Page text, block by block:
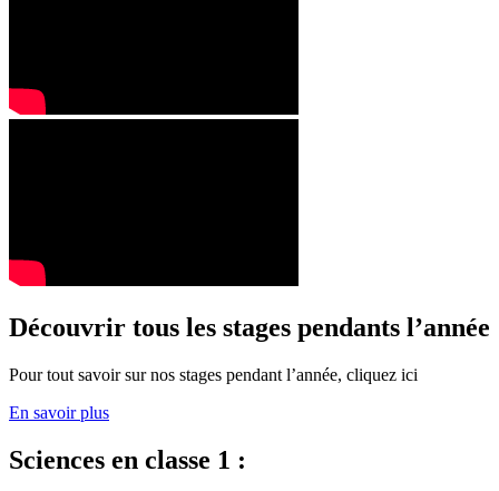
Découvrir tous les stages pendants l’année
Pour tout savoir sur nos stages pendant l’année, cliquez ici
En savoir plus
Sciences en classe 1 :